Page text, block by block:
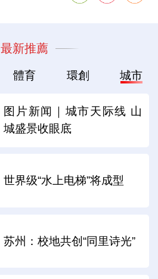
最新推薦
體育 環創 城市
图片新闻｜城市天际线 山
城盛景收眼底
世界级“水上电梯”将成型
苏州：校地共创“同里诗光”